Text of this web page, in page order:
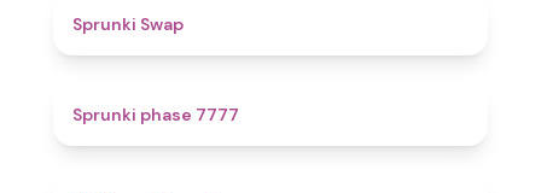
Sprunki Swap
Sprunki phase 7777